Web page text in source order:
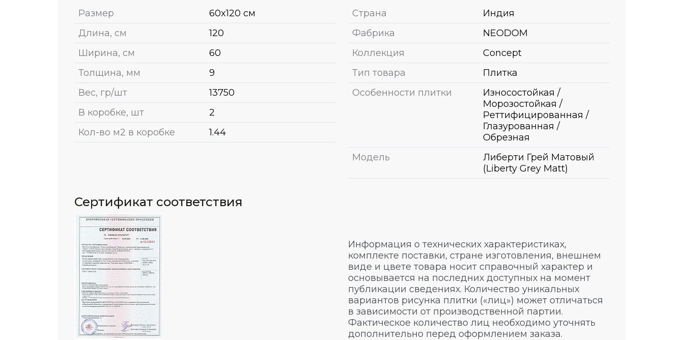
Размер
60x120 см
Длина, см
120
Ширина, см
60
Толщина, мм
9
Вес, гр/шт
13750
В коробке, шт
2
Кол-во м2 в коробке
1.44
Страна
Индия
Фабрика
NEODOM
Коллекция
Concept
Тип товара
Плитка
Особенности плитки
Износостойкая /
Морозостойкая /
Реттифицированная /
Глазурованная /
Обрезная
Модель
Либерти Грей Матовый
(Liberty Grey Matt)
Сертификат соответствия
Информация о технических характеристиках,
комплекте поставки, стране изготовления, внешнем
виде и цвете товара носит справочный характер и
основывается на последних доступных на момент
публикации сведениях. Количество уникальных
вариантов рисунка плитки («лиц») может отличаться
в зависимости от производственной партии.
Фактическое количество лиц необходимо уточнять
дополнительно перед оформлением заказа.